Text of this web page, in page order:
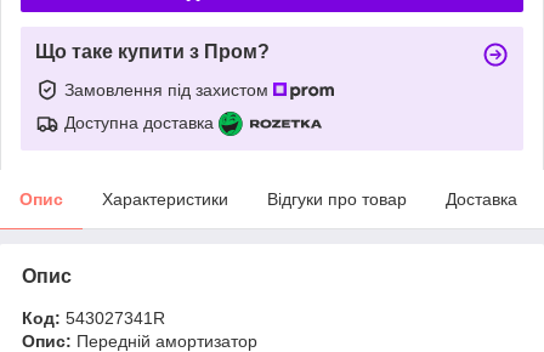
Що таке купити з Пром?
Замовлення під захистом
Доступна доставка
Опис Характеристики Відгуки про товар Доставка
Опис
Код: 543027341R
Опис: Передній амортизатор